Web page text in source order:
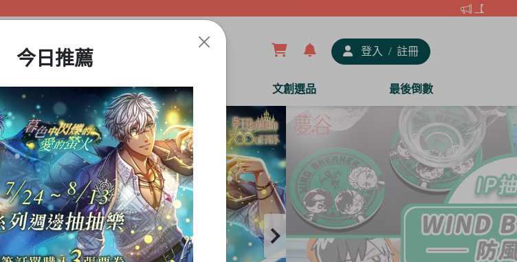
【夢谷
登入 / 註冊
動漫周邊 遊戲商品 文創選品 最後倒數
今日推薦